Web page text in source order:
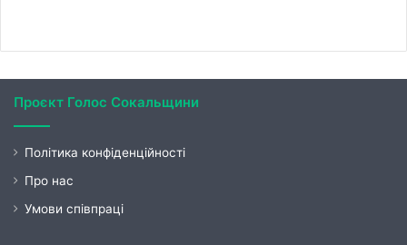
Проєкт Голос Сокальщини
Політика конфіденційності
Про нас
Умови співпраці